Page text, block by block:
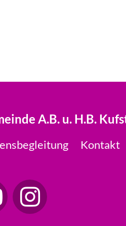
A.B. u. H.B.
Kontakt